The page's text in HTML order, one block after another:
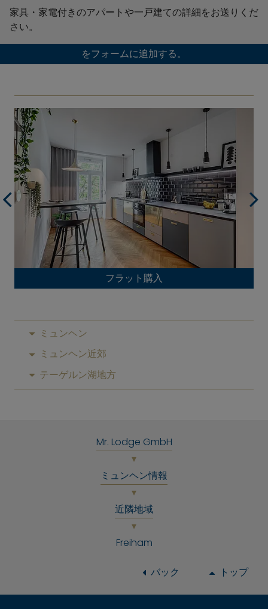
家具・家電付きのアパートや一戸建ての詳細をお送りくだ
さい。
をフォームに追加する。
フラット購入
ミュンヘン
ミュンヘン近郊
テーゲルン湖地方
Mr. Lodge GmbH
ミュンヘン情報
近隣地域
Freiham
バック トップ